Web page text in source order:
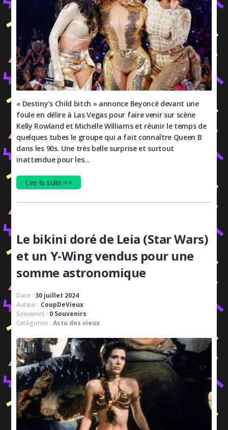
« Destiny’s Child bitch » annonce Beyoncé devant une
foule en délire à Las Vegas pour faire venir sur scène
Kelly Rowland et Michelle Williams et réunir le temps de
quelques tubes le groupe qui a fait connaître Queen B
dans les 90s. Une très belle surprise et surtout
inattendue pour les…
Lire la suite >>
Le bikini doré de Leia (Star Wars)
et un Y-Wing vendus pour une
somme astronomique
Date : 30 juillet 2024
Auteur : CoupDeVieux
Souvenirs : 0 Souvenirs
Catégories :Actu des vieux